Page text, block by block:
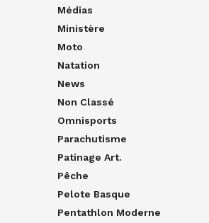
Médias
Ministère
Moto
Natation
News
Non Classé
Omnisports
Parachutisme
Patinage Art.
Pêche
Pelote Basque
Pentathlon Moderne